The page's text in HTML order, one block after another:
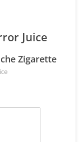
Juice
Zigarette